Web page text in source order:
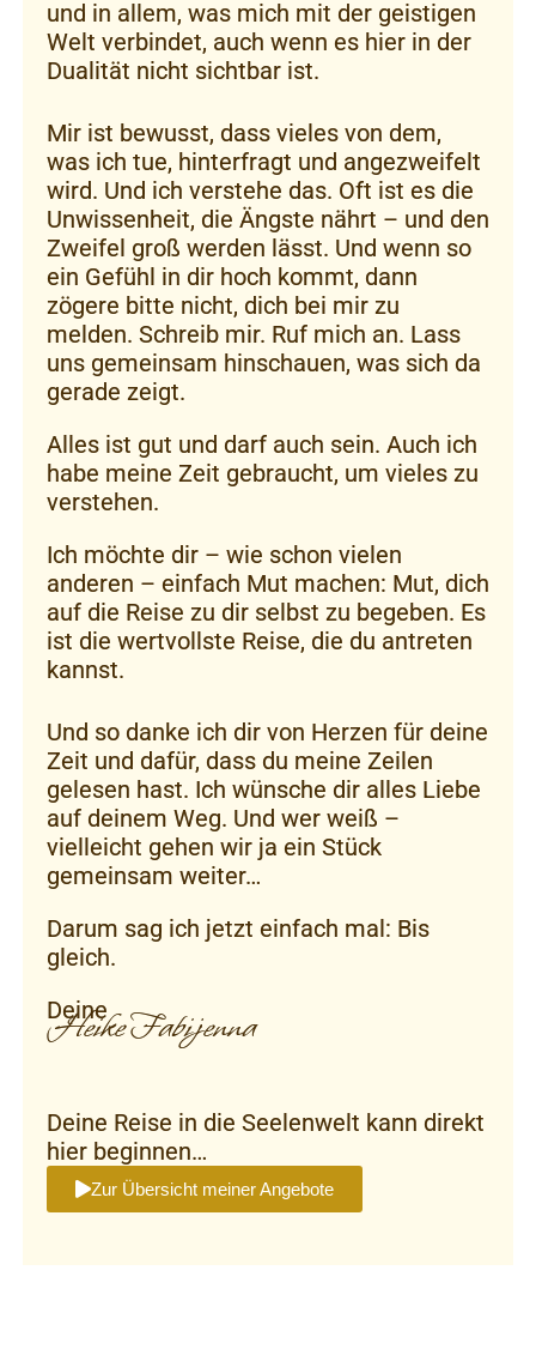
und in allem, was mich mit der geistigen
Welt verbindet, auch wenn es hier in der
Dualität nicht sichtbar ist.
Mir ist bewusst, dass vieles von dem,
was ich tue, hinterfragt und angezweifelt
wird. Und ich verstehe das. Oft ist es die
Unwissenheit, die Ängste nährt – und den
Zweifel groß werden lässt. Und wenn so
ein Gefühl in dir hoch kommt, dann
zögere bitte nicht, dich bei mir zu
melden. Schreib mir. Ruf mich an. Lass
uns gemeinsam hinschauen, was sich da
gerade zeigt.
Alles ist gut und darf auch sein. Auch ich
habe meine Zeit gebraucht, um vieles zu
verstehen.
Ich möchte dir – wie schon vielen
anderen – einfach Mut machen: Mut, dich
auf die Reise zu dir selbst zu begeben. Es
ist die wertvollste Reise, die du antreten
kannst.
Und so danke ich dir von Herzen für deine
Zeit und dafür, dass du meine Zeilen
gelesen hast. Ich wünsche dir alles Liebe
auf deinem Weg. Und wer weiß –
vielleicht gehen wir ja ein Stück
gemeinsam weiter…
Darum sag ich jetzt einfach mal: Bis
gleich.
Deine
Heike Fabijenna
Deine Reise in die Seelenwelt kann direkt
hier beginnen…
Zur Übersicht meiner Angebote